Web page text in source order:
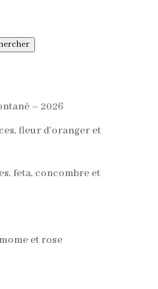
– 2026
fleur d’oranger et
feta, concombre et
et rose